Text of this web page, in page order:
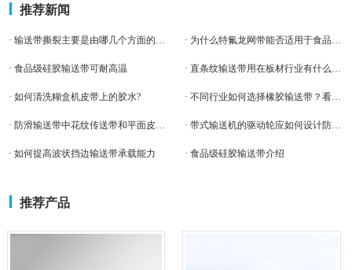
推荐新闻
· 输送带撕裂主要是由哪几个方面的原因造成的？ · 为什么特氟龙网带能否适用于食品烘焙
· 食品级硅胶输送带可耐高温 · 直条纹输送带用在板材行业有什么好处
· ​如何清洗糊盒机皮带上的胶水?​ · 不同行业如何选择橡胶输送带？看这一篇就够了！
· 防滑输送带中花纹传送带和平面皮带哪个更耐磨。 · 带式输送机的驱动轮应如何设计防止输送带跑偏
· 如何提高波状挡边输送带承载能力 · 食品级硅胶输送带介绍
推荐产品